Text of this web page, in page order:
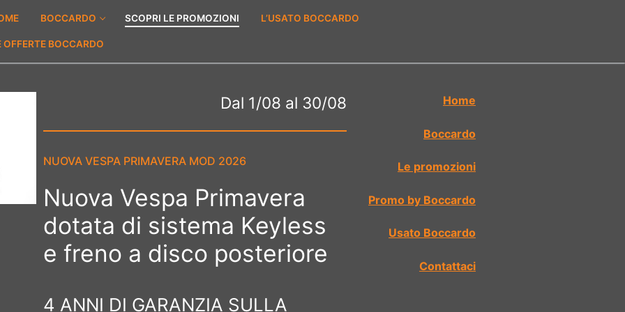
BOCCARDO SCOPRI LE PROMOZIONI L’USATO BOCCARDO
OFFERTE BOCCARDO
Dal 1/08 al 30/08
NUOVA VESPA PRIMAVERA MOD 2026
Nuova Vespa Primavera
dotata di sistema Keyless
e freno a disco posteriore
4 ANNI DI GARANZIA SULLA
Home
Boccardo
Le promozioni
Promo by Boccardo
Usato Boccardo
Contattaci